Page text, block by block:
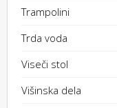
Trampolini
Trda voda
Viseči stol
Višinska dela